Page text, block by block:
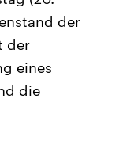
der
der
eines
die